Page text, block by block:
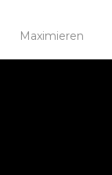
Maximieren